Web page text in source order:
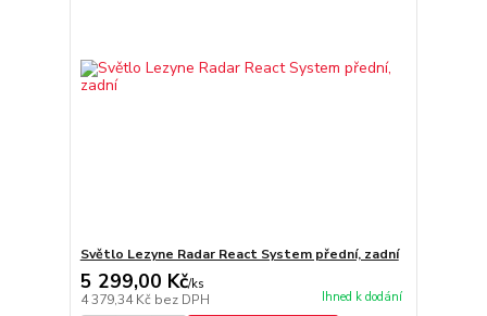
Světlo Lezyne Radar React System přední, zadní
5 299,00 Kč/ks
4 379,34 Kč bez DPH Ihned k dodání